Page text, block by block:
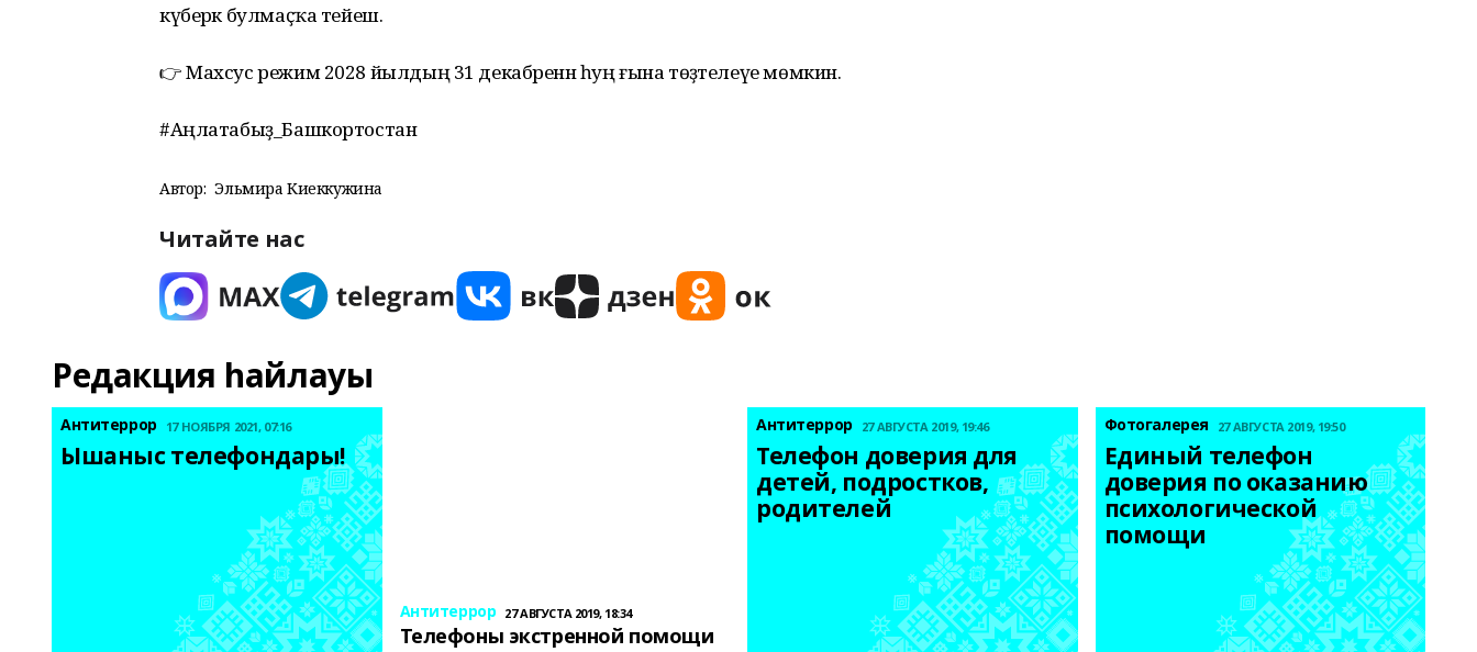
күберәк булмаҫҡа тейеш.
👉 Махсус режим 2028 йылдың 31 декабренән һуң ғына төҙәтелеүе мөмкин.
#Аңлатабыҙ_Башкортостан
Автор: Эльмира Киеккужина
Читайте нас
Редакция һайлауы
Антитеррор 17 НОЯБРЯ 2021, 07:16
Ышаныс телефондары!
Антитеррор 27 АВГУСТА 2019, 18:34
Телефоны экстренной помощи
Антитеррор 27 АВГУСТА 2019, 19:46
Телефон доверия для
детей, подростков,
родителей
Фотогалерея 27 АВГУСТА 2019, 19:50
Единый телефон
доверия по оказанию
психологической
помощи